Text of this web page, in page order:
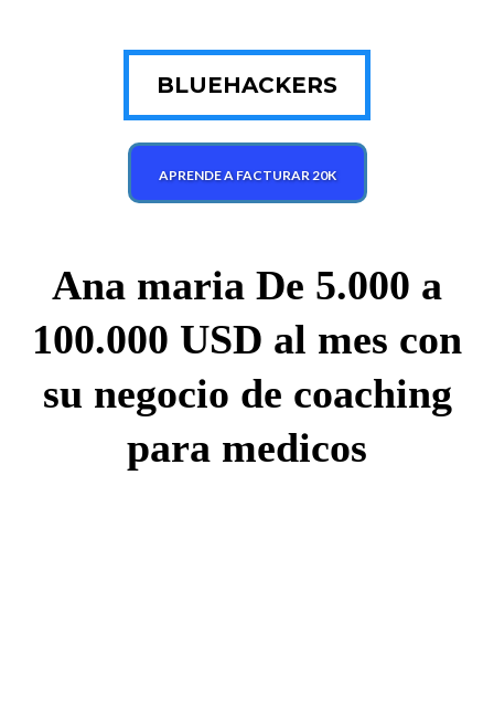
BLUEHACKERS
APRENDE A FACTURAR 20K
Ana maria De 5.000 a
100.000 USD al mes con
su negocio de coaching
para medicos